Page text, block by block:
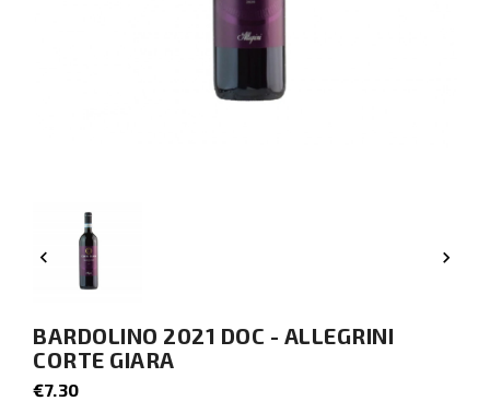
 
BARDOLINO 2021 DOC - ALLEGRINI
CORTE GIARA
€7.30